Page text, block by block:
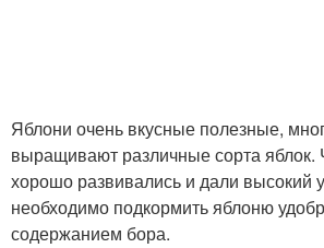
Яблони очень вкусные полезные,
выращивают различные сорта яблок.
хорошо развивались и дали высокий
необходимо подкормить яблоню
содержанием бора.